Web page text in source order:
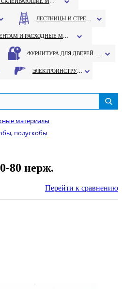
материалы
полускобы
80 нерж.
Перейти к сравнению